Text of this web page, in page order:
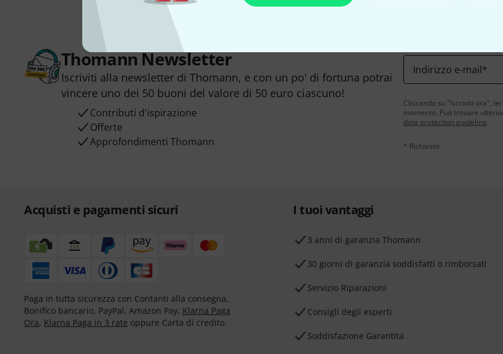
Thomann Newsletter
Iscriviti alla newsletter di Thomann, e con un po' di fortuna potrai
vincere uno dei 50 buoni del valore di 50 euro ciascuno!
Contributi d'ispirazione
Offerte
Approfondimenti Thomann
Indirizzo e-mail*
Cliccando su "Iscriviti ora",
momento. Può trovare
data protection guideline.
* Richiesto
Acquisti e pagamenti sicuri
Paga in tutta sicurezza con Contanti alla consegna,
Bonifico bancario, PayPal, Amazon Pay, Klarna Paga
Ora, Klarna Paga in 3 rate oppure Carta di credito.
I tuoi vantaggi
3 anni di garanzia Thomann
30 giorni di garanzia soddisfatti o rimborsati
Servizio Riparazioni
Consigli degli esperti
Soddisfazione Garantita